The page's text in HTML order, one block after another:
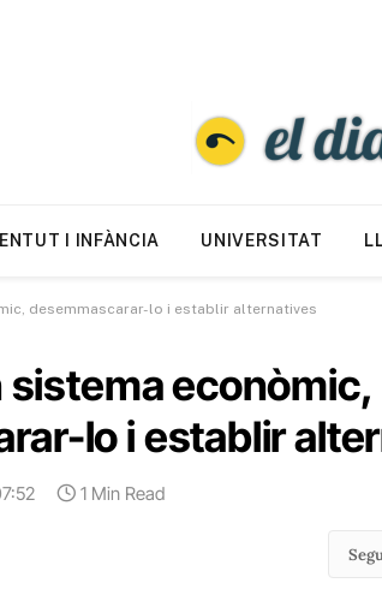
I INFÀNCIA UNIVERSITAT
desemmascarar-lo i establir alternatives
sistema econòmic,
lo i establir
1 Min Read